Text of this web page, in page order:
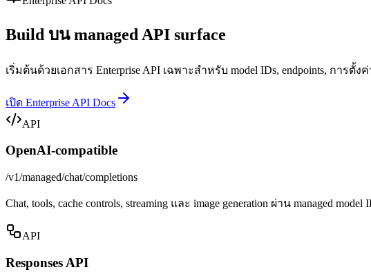
Build บน managed API surface
เริ่มต้นด้วยเอกสาร Enterprise API เฉพาะสำหรับ model IDs, endpoints, การตั้งค่
เปิด Enterprise API Docs
API
OpenAI-compatible
/v1/managed/chat/completions
Chat, tools, cache controls, streaming และ image generation ผ่าน managed model
API
Responses API